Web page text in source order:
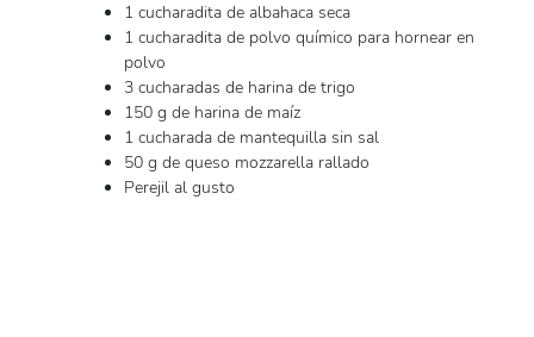
1 cucharadita de albahaca seca
1 cucharadita de polvo químico para hornear en
polvo
3 cucharadas de harina de trigo
150 g de harina de maíz
1 cucharada de mantequilla sin sal
50 g de queso mozzarella rallado
Perejil al gusto